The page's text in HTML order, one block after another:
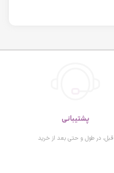
پشتیبانی
قبل، در طول و حتی بعد از خرید